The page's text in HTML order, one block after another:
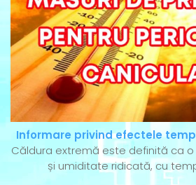
Informare privind efectele
Căldura extremă este definită ca
și umiditate ridicată, cu